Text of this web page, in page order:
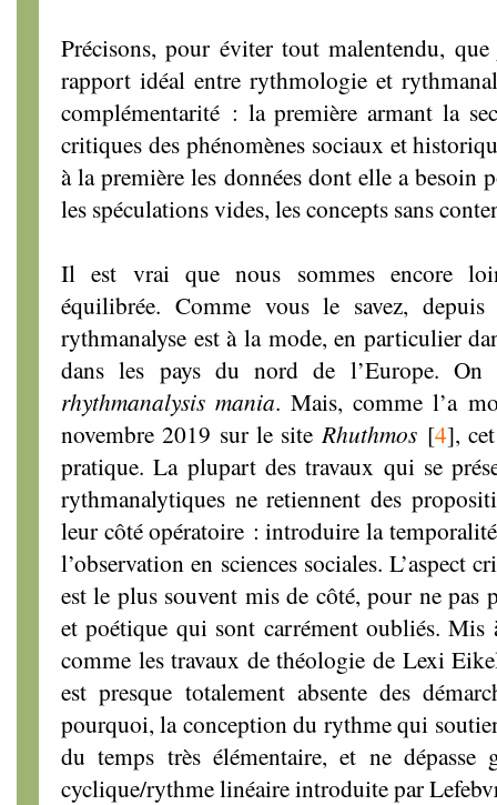
Précisons, pour éviter tout malentendu,
rapport idéal entre rythmologie et
complémentarité : la première armant la
critiques des phénomènes sociaux et
à la première les données dont elle a besoin
les spéculations vides, les concepts sans
Il est vrai que nous sommes encore
équilibrée. Comme vous le savez, depuis
rythmanalyse est à la mode, en particulier
dans les pays du nord de l’Europe. On
rhythmanalysis mania. Mais, comme l’a
novembre 2019 sur le site Rhuthmos[4],
pratique. La plupart des travaux qui se
rythmanalytiques ne retiennent des
leur côté opératoire : introduire la temporalité
l’observation en sciences sociales. L’aspect
est le plus souvent mis de côté, pour ne pas
et poétique qui sont carrément oubliés. Mis
comme les travaux de théologie de Lexi
est presque totalement absente des
pourquoi, la conception du rythme qui
du temps très élémentaire, et ne dépasse
cyclique/rythme linéaire introduite par